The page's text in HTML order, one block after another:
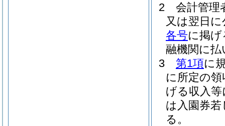
2
会計管理
又は翌日
各号に掲
融機関に
3
第1項に
に所定の
げる収入
は入園券
る。